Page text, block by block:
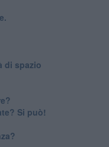
di spazio
Si può!